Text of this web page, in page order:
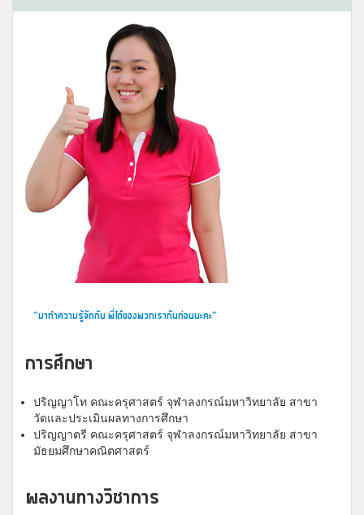
“มาทำความรู้จักกับ พี่โต๋ของพวกเรากันก่อนนะคะ”
การศึกษา
ปริญญาโท คณะครุศาสตร์ จุฬาลงกรณ์มหาวิทยาลัย สาขา
วัดและประเมินผลทางการศึกษา
ปริญญาตรี คณะครุศาสตร์ จุฬาลงกรณ์มหาวิทยาลัย สาขา
มัธยมศึกษาคณิตศาสตร์
ผลงานทางวิชาการ